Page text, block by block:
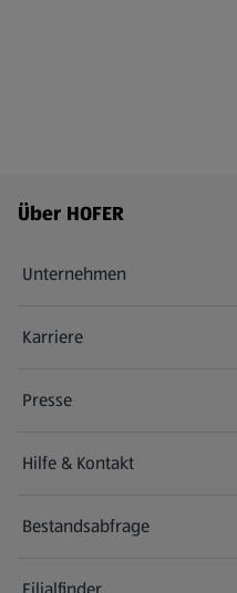
Fußzeilenmenü - weitere Links
Über HOFER
Unternehmen
Karriere
(öffnet in einem neuen Tab)
Presse
Hilfe & Kontakt
(öffnet in einem neuen Tab)
Bestandsabfrage
(öffnet in einem neuen Tab)